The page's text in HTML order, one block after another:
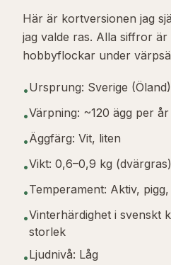
Här är kortversionen jag
jag valde ras. Alla siffror
hobbyflockar under
•Ursprung: Sverige (Öland)
•Värpning: ~120 ägg per år
•Äggfärg: Vit, liten
•Vikt: 0,6–0,9 kg (dvärgras)
•Temperament: Aktiv,
•Vinterhärdighet i svenskt
storlek
•Ljudnivå: Låg